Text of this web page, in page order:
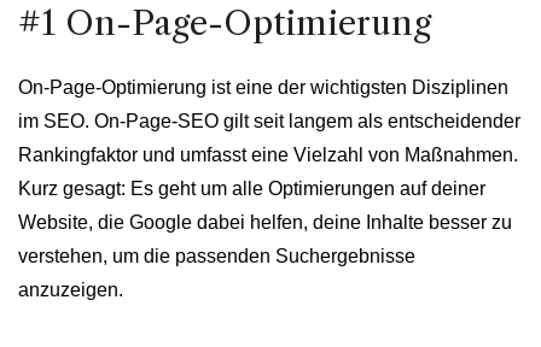
#1 On-Page-Optimierung
On-Page-Optimierung ist eine der wichtigsten Disziplinen
im SEO. On-Page-SEO gilt seit langem als entscheidender
Rankingfaktor und umfasst eine Vielzahl von Maßnahmen.
Kurz gesagt: Es geht um alle Optimierungen auf deiner
Website, die Google dabei helfen, deine Inhalte besser zu
verstehen, um die passenden Suchergebnisse
anzuzeigen.